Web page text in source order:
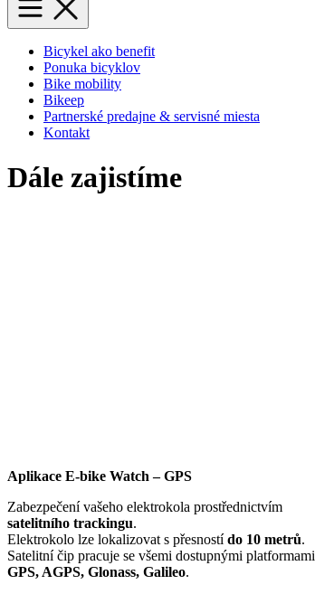
Bicykel ako benefit
Ponuka bicyklov
Bike mobility
Bikeep
Partnerské predajne & servisné miesta
Kontakt
Dále zajistíme
Aplikace E-bike Watch – GPS
Zabezpečení vašeho elektrokola prostřednictvím
satelitního trackingu.
Elektrokolo lze lokalizovat s přesnostído 10 metrů.
Satelitní čip pracuje se všemi dostupnými platformami
GPS, AGPS, Glonass, Galileo.